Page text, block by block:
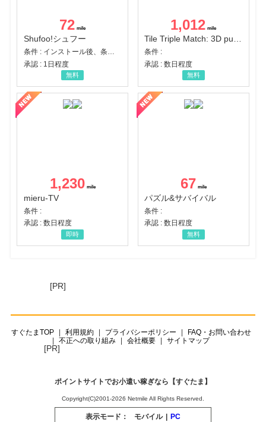
72
Shufoo!シュフー
条件 : インストール後、条件達成
承認 : 1日程度
無料
1,012
Tile Triple Match: 3D puzzle
条件 :
承認 : 数日程度
無料
1,230
mieru-TV
条件 :
承認 : 数日程度
即時
67
パズル&サバイバル
条件 :
承認 : 数日程度
無料
[PR]
すぐたまTOP 利用規約 プライバシーポリシー
FAQ・お問い合わせ
不正への取り組み
会社概要 サイトマップ
[PR]
ポイントサイトでお小遣い稼ぎなら【すぐたま】
Copyright(C)2001-2026 Netmile All Rights Reserved.
表示モード： モバイル | PC